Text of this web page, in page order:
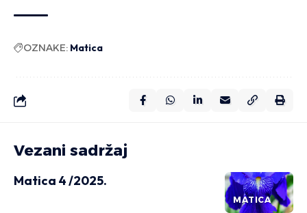
OZNAKE: Matica
Vezani sadržaj
MATICA
Matica 4 /2025.